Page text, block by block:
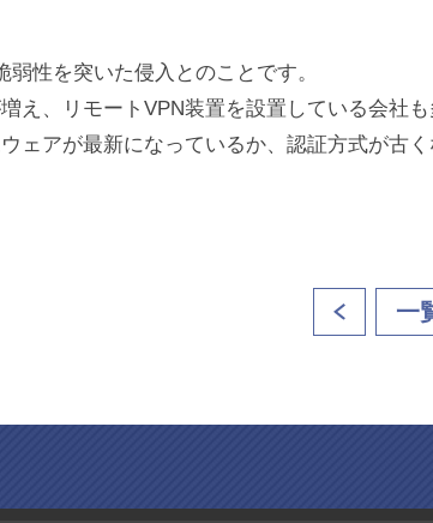
弱性を突いた侵入とのことです。
え、リモートVPN装置を設置している会社も
ェアが最新になっているか、認証方式が古
一